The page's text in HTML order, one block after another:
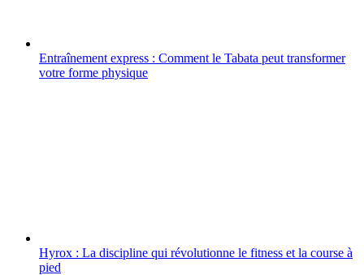
Entraînement express : Comment le Tabata peut transformer
votre forme physique
Hyrox : La discipline qui révolutionne le fitness et la course à
pied